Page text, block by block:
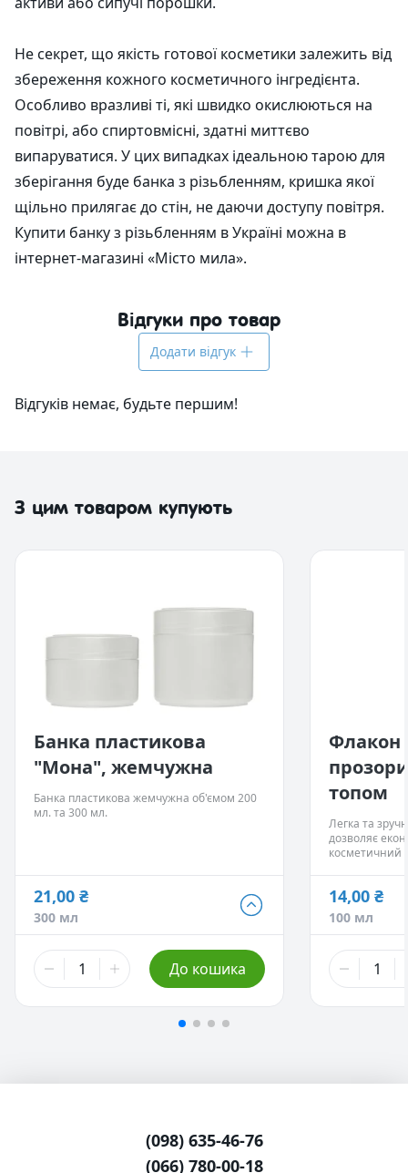
Не секрет, що якість готової косметики залежить від
збереження кожного косметичного інгредієнта.
Особливо вразливі ті, які швидко окислюються на
повітрі, або спиртовмісні, здатні миттєво
випаруватися. У цих випадках ідеальною тарою для
зберігання буде банка з різьбленням, кришка якої
щільно прилягає до стін, не даючи доступу повітря.
Купити банку з різьбленням в Україні можна в
інтернет-магазині «Місто мила».
Відгуки про товар
Додати відгук
Відгуків немає, будьте першим!
З цим товаром купують
Банка пластикова
"Мона", жемчужна
Банка пластикова жемчужна об'ємом 200
мл. та 300 мл.
21,00 ₴
300 мл
19,00 ₴
200 мл
21,00 ₴
300 мл До кошика
Флакон
топом
Легка та
дозволяє
косметичний
14,00 ₴
100 мл
14,00 ₴
100 мл
18,50 ₴
200 мл
(098) 635-46-76
(066) 780-00-18